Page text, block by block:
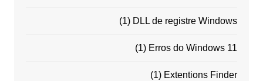
DLL de registre Windows
(1)
Erros do Windows 11
(1)
Extentions Finder
(1)